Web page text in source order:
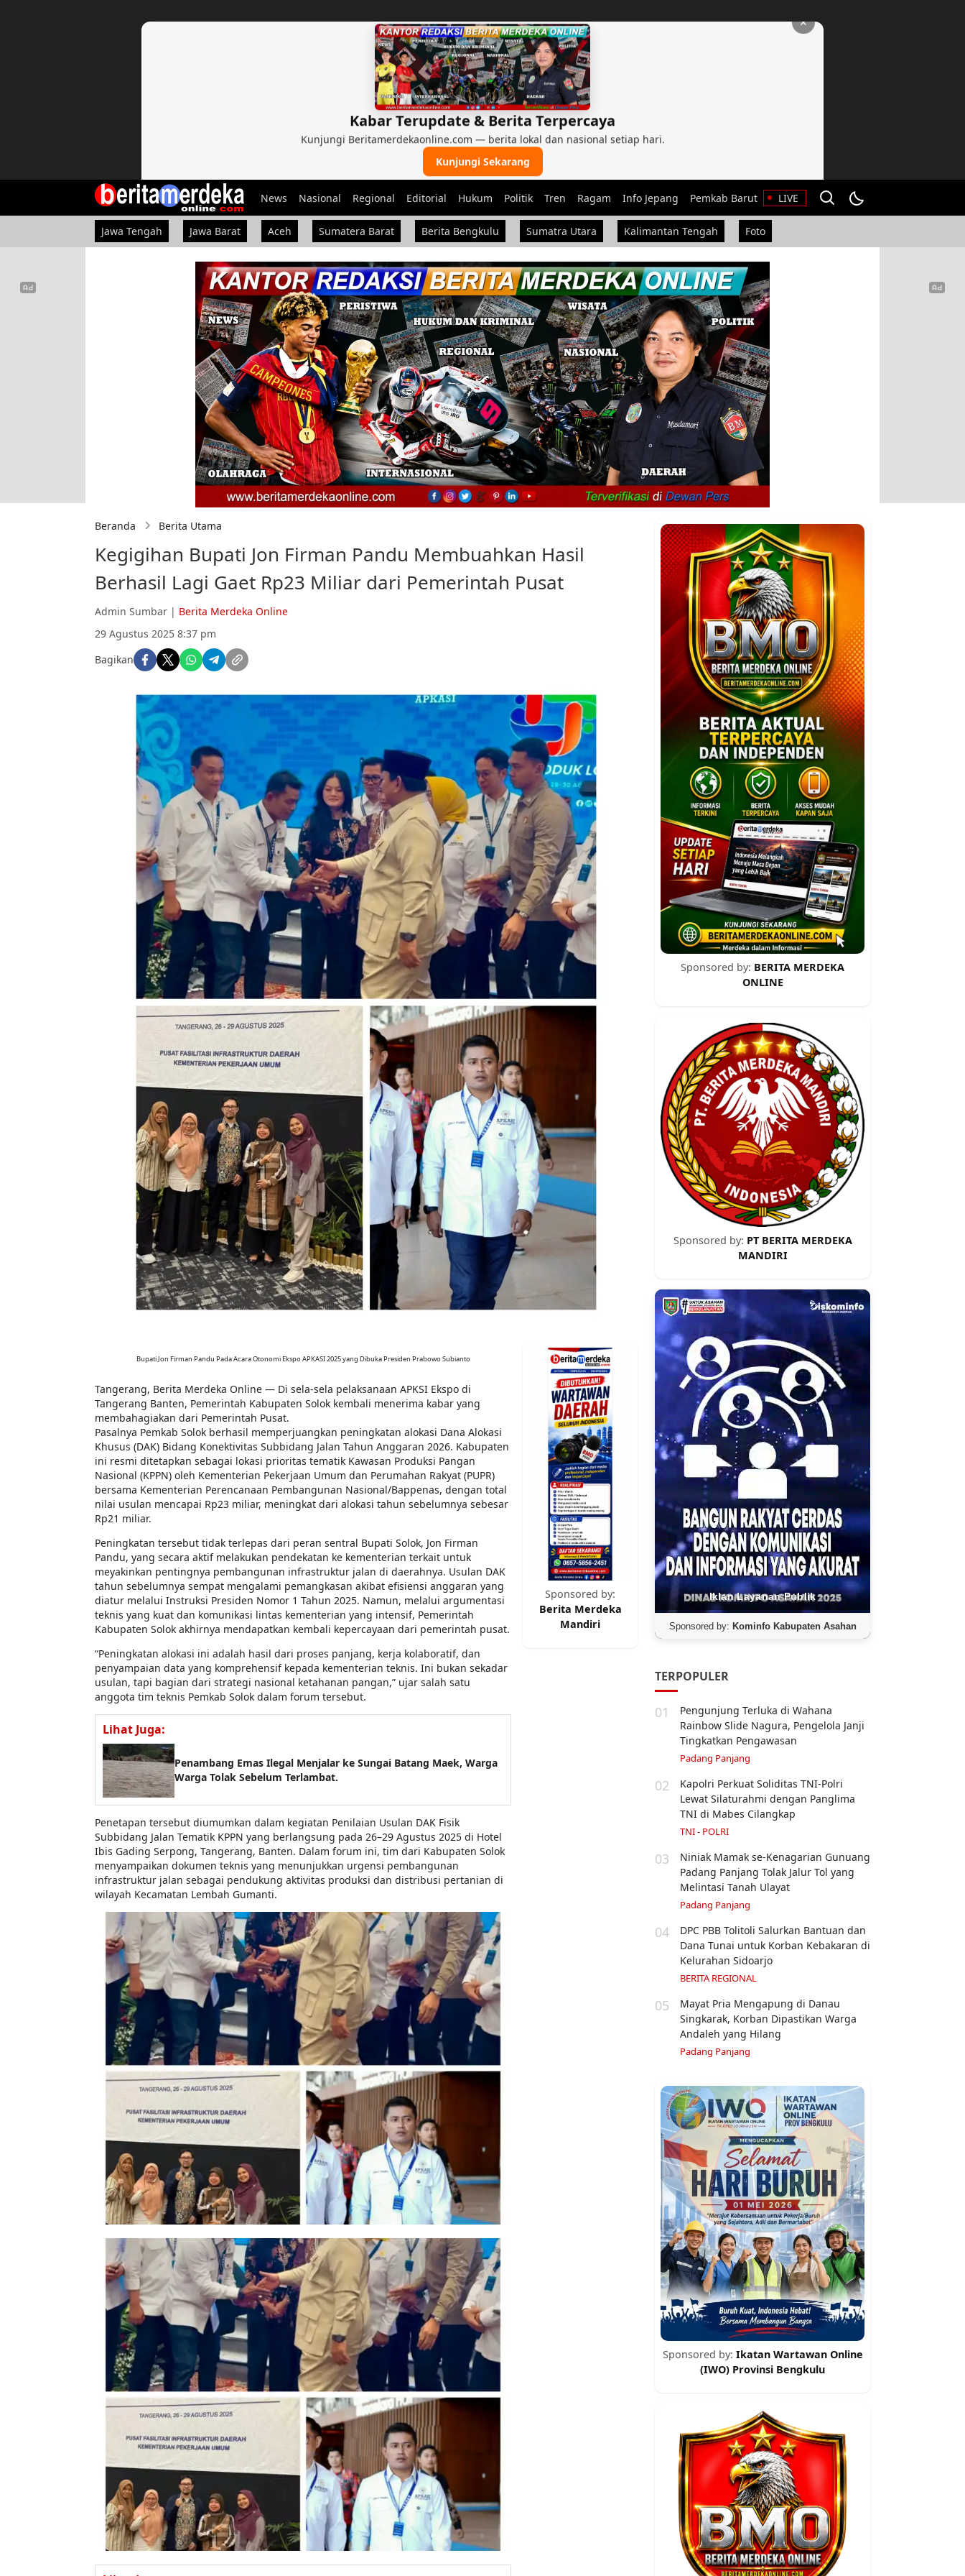
✕
Kabar Terupdate & Berita Terpercaya
Kunjungi Beritamerdekaonline.com — berita lokal dan nasional setiap hari.
Kunjungi Sekarang
News Nasional Regional Editorial Hukum Politik Tren Ragam Info Jepang Pemkab Barut LIVE
Jawa Tengah Jawa Barat Aceh Sumatera Barat Berita Bengkulu Sumatra Utara Kalimantan Tengah Foto
Beranda Berita Utama
Kegigihan Bupati Jon Firman Pandu Membuahkan Hasil
Berhasil Lagi Gaet Rp23 Miliar dari Pemerintah Pusat
Admin Sumbar | Berita Merdeka Online
29 Agustus 2025 8:37 pm
Bagikan
Bupati Jon Firman Pandu Pada Acara Otonomi Ekspo APKASI 2025 yang Dibuka Presiden Prabowo Subianto
Tangerang, Berita Merdeka Online — Di sela-sela pelaksanaan APKSI Ekspo di
Tangerang Banten, Pemerintah Kabupaten Solok kembali menerima kabar yang
membahagiakan dari Pemerintah Pusat.
Pasalnya Pemkab Solok berhasil memperjuangkan peningkatan alokasi Dana Alokasi
Khusus (DAK) Bidang Konektivitas Subbidang Jalan Tahun Anggaran 2026. Kabupaten
ini resmi ditetapkan sebagai lokasi prioritas tematik Kawasan Produksi Pangan
Nasional (KPPN) oleh Kementerian Pekerjaan Umum dan Perumahan Rakyat (PUPR)
bersama Kementerian Perencanaan Pembangunan Nasional/Bappenas, dengan total
nilai usulan mencapai Rp23 miliar, meningkat dari alokasi tahun sebelumnya sebesar
Rp21 miliar.
Peningkatan tersebut tidak terlepas dari peran sentral Bupati Solok, Jon Firman
Pandu, yang secara aktif melakukan pendekatan ke kementerian terkait untuk
meyakinkan pentingnya pembangunan infrastruktur jalan di daerahnya. Usulan DAK
tahun sebelumnya sempat mengalami pemangkasan akibat efisiensi anggaran yang
diatur melalui Instruksi Presiden Nomor 1 Tahun 2025. Namun, melalui argumentasi
teknis yang kuat dan komunikasi lintas kementerian yang intensif, Pemerintah
Kabupaten Solok akhirnya mendapatkan kembali kepercayaan dari pemerintah pusat.
“Peningkatan alokasi ini adalah hasil dari proses panjang, kerja kolaboratif, dan
penyampaian data yang komprehensif kepada kementerian teknis. Ini bukan sekadar
usulan, tapi bagian dari strategi nasional ketahanan pangan,” ujar salah satu
anggota tim teknis Pemkab Solok dalam forum tersebut.
Lihat Juga:
Penambang Emas Ilegal Menjalar ke Sungai Batang Maek, Warga
Warga Tolak Sebelum Terlambat.
Penetapan tersebut diumumkan dalam kegiatan Penilaian Usulan DAK Fisik
Subbidang Jalan Tematik KPPN yang berlangsung pada 26–29 Agustus 2025 di Hotel
Ibis Gading Serpong, Tangerang, Banten. Dalam forum ini, tim dari Kabupaten Solok
menyampaikan dokumen teknis yang menunjukkan urgensi pembangunan
infrastruktur jalan sebagai pendukung aktivitas produksi dan distribusi pertanian di
wilayah Kecamatan Lembah Gumanti.
Sponsored by:
Berita Merdeka
Mandiri
Sponsored by: BERITA MERDEKA
ONLINE
Sponsored by: PT BERITA MERDEKA
MANDIRI
Iklan Layanan Publik
Sponsored by: Kominfo Kabupaten Asahan
TERPOPULER
01
Pengunjung Terluka di Wahana
Rainbow Slide Nagura, Pengelola Janji
Tingkatkan Pengawasan
Padang Panjang
02
Kapolri Perkuat Soliditas TNI-Polri
Lewat Silaturahmi dengan Panglima
TNI di Mabes Cilangkap
TNI - POLRI
03
Niniak Mamak se-Kenagarian Gunuang
Padang Panjang Tolak Jalur Tol yang
Melintasi Tanah Ulayat
Padang Panjang
04
DPC PBB Tolitoli Salurkan Bantuan dan
Dana Tunai untuk Korban Kebakaran di
Kelurahan Sidoarjo
BERITA REGIONAL
05
Mayat Pria Mengapung di Danau
Singkarak, Korban Dipastikan Warga
Andaleh yang Hilang
Padang Panjang
Sponsored by: Ikatan Wartawan Online
(IWO) Provinsi Bengkulu